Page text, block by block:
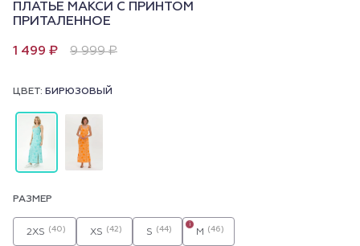
ПЛАТЬЕ МАКСИ С ПРИНТОМ
ПРИТАЛЕННОЕ
1 499 ₽ 9 999 ₽
ЦВЕТ: БИРЮЗОВЫЙ
РАЗМЕР
2XS (40) XS (42) S (44) M (46)
i